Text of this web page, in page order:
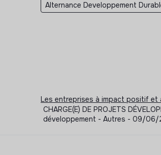
Alternance Developpement
Les entreprises à impact positif
CHARGE(E) DE PROJETS
développement - Autres - 09/06/